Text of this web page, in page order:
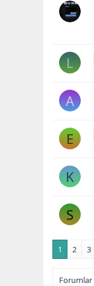
L
A
E
K
S
1 2 3
Forumlar